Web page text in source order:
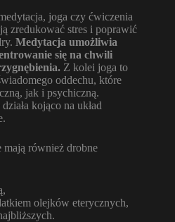
joga czy ćwiczenia
zredukować stres i poprawić
Medytacja umożliwia
się na chwili
Z kolei joga to
oddechu, które
jak i psychiczną.
kojąco na układ
mają również drobne
olejków eterycznych,